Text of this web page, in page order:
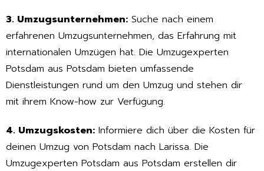
3. Umzugsunternehmen: Suche nach einem
erfahrenen Umzugsunternehmen, das Erfahrung mit
internationalen Umzügen hat. Die Umzugexperten
Potsdam aus Potsdam bieten umfassende
Dienstleistungen rund um den Umzug und stehen dir
mit ihrem Know-how zur Verfügung.
4. Umzugskosten: Informiere dich über die Kosten für
deinen Umzug von Potsdam nach Larissa. Die
Umzugexperten Potsdam aus Potsdam erstellen dir